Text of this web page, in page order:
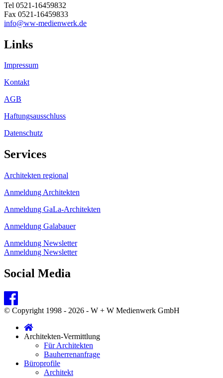
Tel 0521-16459832
Fax 0521-16459833
info@ww-medienwerk.de
Links
Impressum
Kontakt
AGB
Haftungsausschluss
Datenschutz
Services
Architekten regional
Anmeldung Architekten
Anmeldung GaLa-Architekten
Anmeldung Galabauer
Anmeldung Newsletter
Anmeldung Newsletter
Social Media
© Copyright 1998 - 2026 - W + W Medienwerk GmbH
Architekten-Vermittlung
Für Architekten
Bauherrenanfrage
Büroprofile
Architekt